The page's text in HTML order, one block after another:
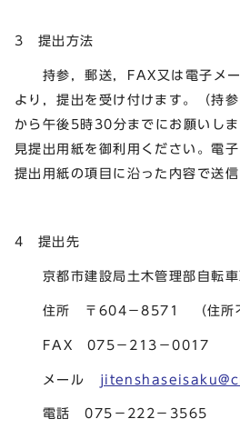
3 提出方法
持参，郵送，FAX又は電子メー
より，提出を受け付けます。（持
から午後5時30分までにお願いし
見提出用紙を御利用ください。電
提出用紙の項目に沿った内容で送信
4 提出先
京都市建設局土木管理部自転車
住所 〒604－8571 （住所不
FAX 075－213－0017
メール
電話 075－222－3565